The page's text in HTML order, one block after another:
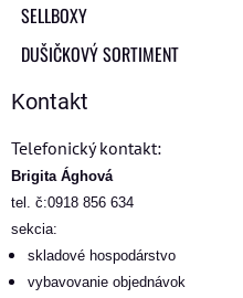
SELLBOXY
DUŠIČKOVÝ SORTIMENT
Kontakt
Telefonický kontakt:
Brigita Ághová
tel. č:0918 856 634
sekcia:
skladové hospodárstvo
vybavovanie objednávok